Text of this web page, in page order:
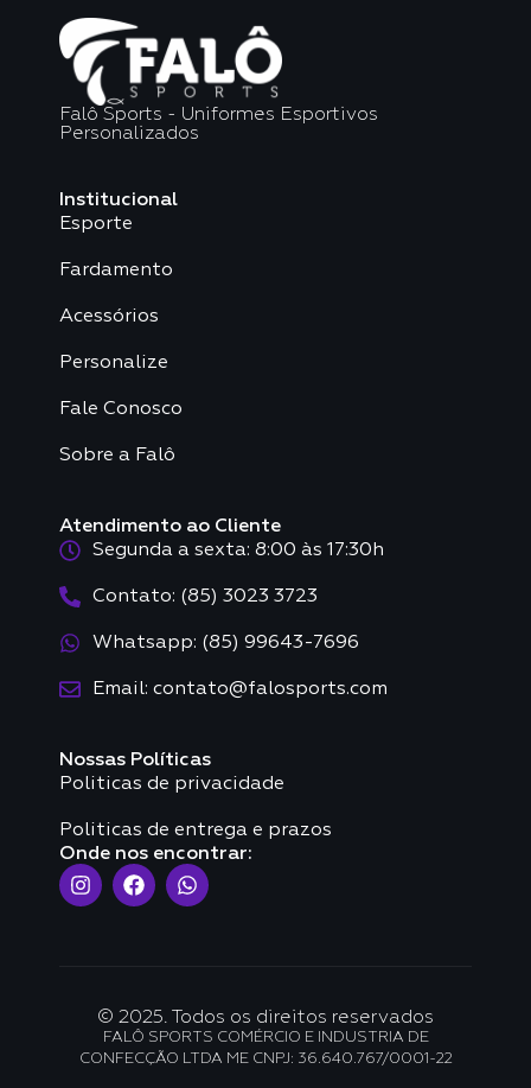
Falô Sports - Uniformes Esportivos
Personalizados
Institucional
Esporte
Fardamento
Acessórios
Personalize
Fale Conosco
Sobre a Falô
Atendimento ao Cliente
Segunda a sexta: 8:00 às 17:30h
Contato: (85) 3023 3723
Whatsapp: (85) 99643-7696
Email: contato@falosports.com
Nossas Políticas
Politicas de privacidade
Politicas de entrega e prazos
Onde nos encontrar:
© 2025. Todos os direitos reservados
FALÔ SPORTS COMÉRCIO E INDUSTRIA DE
CONFECÇÃO LTDA ME CNPJ: 36.640.767/0001-22